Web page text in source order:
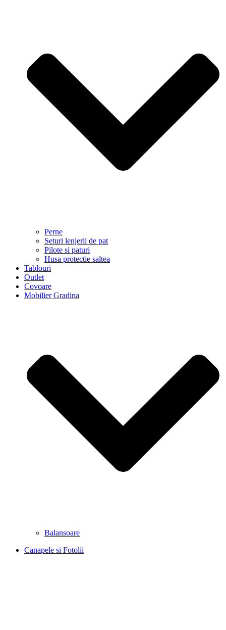
Perne
Seturi lenjerii de pat
Pilote si paturi
Husa protectie saltea
Tablouri
Outlet
Covoare
Mobilier Gradina
Balansoare
Canapele si Fotolii